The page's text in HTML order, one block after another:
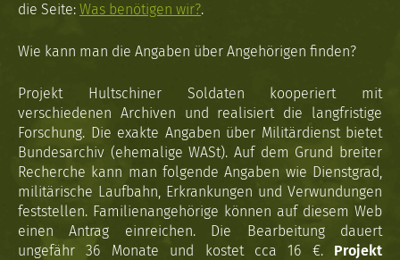
die Seite: Was benötigen wir?.
Wie kann man die Angaben über Angehörigen finden?
Projekt Hultschiner Soldaten kooperiert mit
verschiedenen Archiven und realisiert die langfristige
Forschung. Die exakte Angaben über Militärdienst bietet
Bundesarchiv (ehemalige WASt). Auf dem Grund breiter
Recherche kann man folgende Angaben wie Dienstgrad,
militärische Laufbahn, Erkrankungen und Verwundungen
feststellen. Familienangehörige können auf diesem Web
einen Antrag einreichen. Die Bearbeitung dauert
ungefähr 36 Monate und kostet cca 16 €. Projekt